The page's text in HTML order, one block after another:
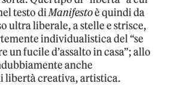
testo diManifestoè quindi da
ultra liberale, a stelle e strisce,
individualistica del “se
un fucile d’assalto in casa”; allo
anche
libertà creativa, artistica.